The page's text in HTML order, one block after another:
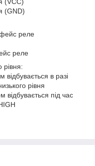
(GND)
реле
реле
рівня:
в разі
рівня
відбувається під час